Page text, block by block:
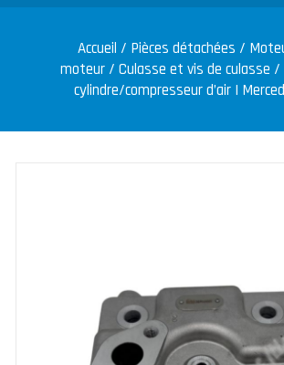
Accueil / Pièces détachées /
moteur/ Culasse et vis de culasse /
cylindre/compresseur d’air |